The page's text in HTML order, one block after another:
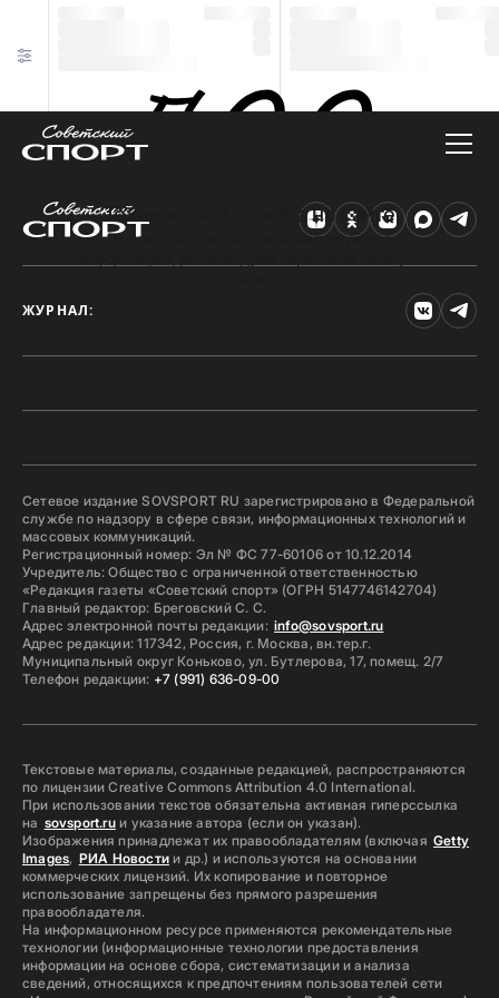
Техническая ошибка на сайте
Произошла ошибка. Чтобы найти нужную
ЖУРНАЛ:
Сетевое издание SOVSPORT RU зарегистрировано в Федеральной
службе по надзору в сфере связи, информационных технологий и
массовых коммуникаций.
Регистрационный номер: Эл № ФС 77-60106 от 10.12.2014
Учредитель: Общество с ограниченной ответственностью
«Редакция газеты «Советский спорт» (ОГРН 5147746142704)
Главный редактор: Бреговский С. С.
Адрес электронной почты редакции: info@sovsport.ru
Адрес редакции: 117342, Россия, г. Москва, вн.тер.г.
Муниципальный округ Коньково, ул. Бутлерова, 17, помещ. 2/7
Телефон редакции: +7 (991) 636-09-00
Текстовые материалы, созданные редакцией, распространяются
по лицензии Creative Commons Attribution 4.0 International.
При использовании текстов обязательна активная гиперссылка
на sovsport.ruи указание автора (если он указан).
Изображения принадлежат их правообладателям (включая Getty
Images, РИА Новостии др.) и используются на основании
коммерческих лицензий. Их копирование и повторное
использование запрещены без прямого разрешения
правообладателя.
На информационном ресурсе применяются рекомендательные
технологии (информационные технологии предоставления
информации на основе сбора, систематизации и анализа
сведений, относящихся к предпочтениям пользователей сети